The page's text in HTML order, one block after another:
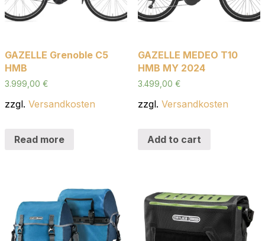
GAZELLE Grenoble C5
HMB
3.999,00 €
zzgl. Versandkosten
Read more
GAZELLE MEDEO T10
HMB MY 2024
3.499,00 €
zzgl. Versandkosten
Add to cart